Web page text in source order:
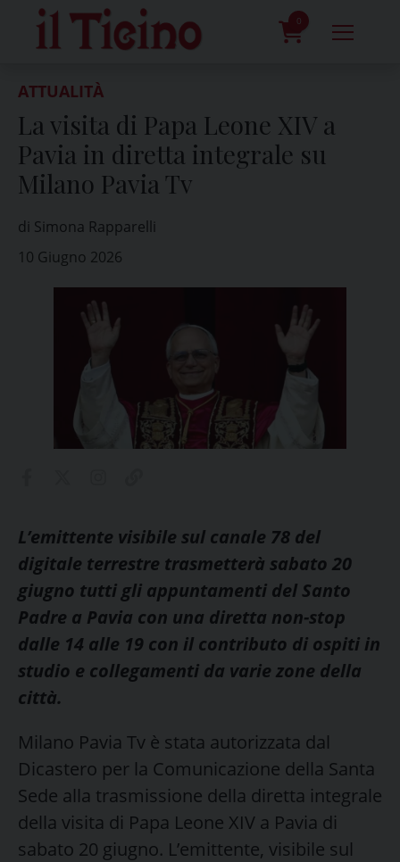
content
0
ATTUALITÀ
La visita di Papa Leone XIV a
Pavia in diretta integrale su
Milano Pavia Tv
di Simona Rapparelli
10 Giugno 2026
L’emittente visibile sul canale 78 del
digitale terrestre trasmetterà sabato 20
giugno tutti gli appuntamenti del Santo
Padre a Pavia con una diretta non-stop
dalle 14 alle 19 con il contributo di ospiti in
studio e collegamenti da varie zone della
città.
Milano Pavia Tv è stata autorizzata dal
Dicastero per la Comunicazione della Santa
Sede alla trasmissione della diretta integrale
della visita di Papa Leone XIV a Pavia di
sabato 20 giugno. L’emittente, visibile sul